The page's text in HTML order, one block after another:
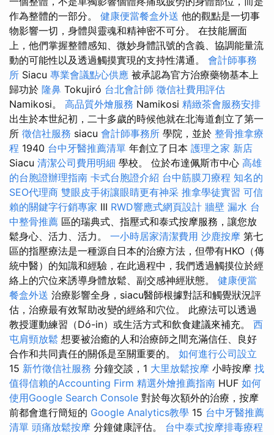
作為整體的一部分。 健康便當餐盒外送 他的觀點是一切事
物影響一切，身體與靈魂和精神密不可分。 在技​​能層面
上，他們掌握整體感知、微妙身體訊號的含義、協調能量流
動的可能性以及透過觸摸實現的支持性溝通。 會計師事務
所 Siacu 專業會議點心供應 被承認為官方治療藥物基本上
歸功於 隆鼻 Tokujiró 台北會計師 徵信社費用評估
Namikosi。 高品質外燴服務 Namikosi 精緻茶會服務安排
出生於本世紀初，二十多歲的時候他就在北海道創立了第一
所 徵信社服務 siacu 會計師事務所 學院，並於 整骨推拿療
程 1940 台中牙醫推薦清單 年創立了日本 護理之家 新店
Siacu 清潔公司費用明細 學校。 位於布達佩斯市中心 高雄
的台胞證辦理指南 卡式台胞證介紹 台中筋膜刀療程 知名的
SEO代理商 雙眼皮手術讓眼睛更有神采 推拿學徒實習 可信
賴的關鍵字行銷專家 III RWD響應式網頁設計 牆壁 漏水 台
中整骨推薦 區的瑞典式、指壓式和泰式按摩服務，讓您放
鬆身心、活力、活力。 一小時居家清潔費用 沙鹿按摩 第七
區的指壓療法是一種源自日本的治療方法，但帶有HKO（傳
統中醫）的知識和經驗，在此過程中，我們透過觸摸位於經
絡上的穴位來誘導身體放鬆、副交感神經狀態。 健康便當
餐盒外送 治療影響全身，siacu醫師根據對話和觸覺狀況評
估，治療最有效幫助改變的經絡和穴位。 此療法可以透過
教授運動練習（Dó-in）或生活方式和飲食建議來補充。 西
屯肩頸放鬆 想要被治癒的人和治療師之間充滿信任、良好
合作和共同責任的關係是至關重要的。 如何進行公司設立
15 新竹徵信社服務 分鐘交談，1 大里放鬆按摩 小時按摩 找
值得信賴的Accounting Firm 精選外燴推薦指南 HUF 如何
使用Google Search Console 對於每次額外的治療，按摩
前都會進行簡短的 Google Analytics教學 15 台中牙醫推薦
清單 頭痛放鬆按摩 分鐘健康評估。 台中泰式按摩排毒療程